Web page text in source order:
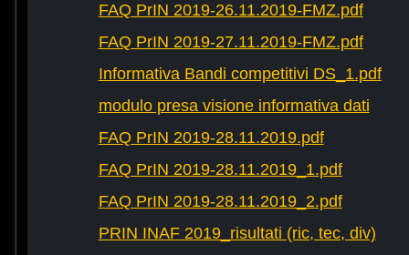
FAQ PrIN 2019-26.11.2019-FMZ.pdf
FAQ PrIN 2019-27.11.2019-FMZ.pdf
Informativa Bandi competitivi DS_1.pdf
modulo presa visione informativa dati
FAQ PrIN 2019-28.11.2019.pdf
FAQ PrIN 2019-28.11.2019_1.pdf
FAQ PrIN 2019-28.11.2019_2.pdf
PRIN INAF 2019_risultati (ric, tec, div)